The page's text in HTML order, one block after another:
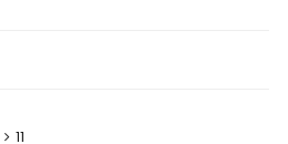
11